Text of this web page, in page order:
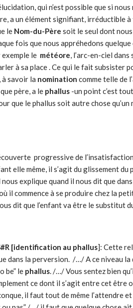
qui n’est possible que si
a un élément signifiant, irréductible
le Nom-du-Père soit le seul dont
fois que nous appréhedons quelque
exemple le météore, l’arc-en-ciel
à sa place . Ce qui le fait subsister
à savoir la nomination comme telle de
père, a le phallus -un point c’est
que le phallus soit autre chose qu’un
progressive de
elle même, il s’agit du glissement du
nous explique quand il nous dit que
il commence à se produire chez la
dit que l’enfant va être le substitut
[identification au phallus]: Cette
dans la perversion. /…/ A ce niveau
be” le phallus. /…/ Vous sentez bien
ce dont il s’agit entre cet être
il faut tout de même l’attendre